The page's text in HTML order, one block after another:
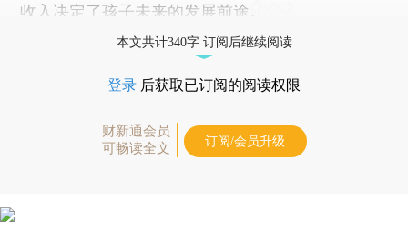
收入决定了孩子未来的发展前途。
本文共计340字 订阅后继续阅读
登录 后获取已订阅的阅读权限
财新通会员
可畅读全文
订阅/会员升级